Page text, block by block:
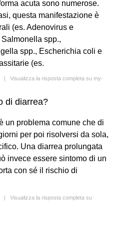
acuta sono numerose.
questa manifestazione è
(es. Adenovirus e
spp.,
spp., Escherichia coli e
(es.
| Visualizza la risposta completa su my-
di diarrea?
un problema comune che di
per poi risolversi da sola,
Una diarrea prolungata
invece essere sintomo di un
con sé il rischio di
| Visualizza la risposta completa su